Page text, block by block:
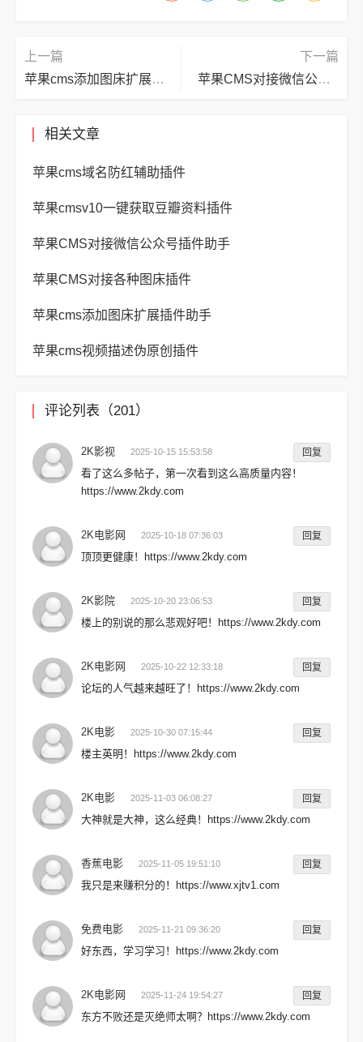
上一篇
苹果cms添加图床扩展插件助手
下一篇
苹果CMS对接微信公众号插件助手
相关文章
苹果cms域名防红辅助插件
苹果cmsv10一键获取豆瓣资料插件
苹果CMS对接微信公众号插件助手
苹果CMS对接各种图床插件
苹果cms添加图床扩展插件助手
苹果cms视频描述伪原创插件
评论列表（201）
2K影视 2025-10-15 15:53:58 回复
看了这么多帖子，第一次看到这么高质量内容！
https://www.2kdy.com
2K电影网 2025-10-18 07:36:03 回复
顶顶更健康！https://www.2kdy.com
2K影院 2025-10-20 23:06:53 回复
楼上的别说的那么悲观好吧！https://www.2kdy.com
2K电影网 2025-10-22 12:33:18 回复
论坛的人气越来越旺了！https://www.2kdy.com
2K电影 2025-10-30 07:15:44 回复
楼主英明！https://www.2kdy.com
2K电影 2025-11-03 06:08:27 回复
大神就是大神，这么经典！https://www.2kdy.com
香蕉电影 2025-11-05 19:51:10 回复
我只是来赚积分的！https://www.xjtv1.com
免费电影 2025-11-21 09:36:20 回复
好东西，学习学习！https://www.2kdy.com
2K电影网 2025-11-24 19:54:27 回复
东方不败还是灭绝师太啊？https://www.2kdy.com